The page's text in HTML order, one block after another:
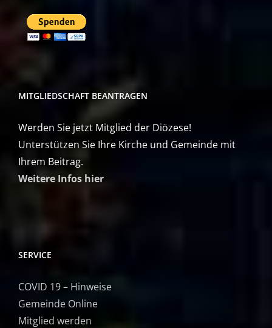
MITGLIEDSCHAFT BEANTRAGEN
Werden Sie jetzt Mitglied der Diözese!
Unterstützen Sie Ihre Kirche und Gemeinde mit
Ihrem Beitrag.
Weitere Infos hier
SERVICE
COVID 19 – Hinweise
Gemeinde Online
Mitglied werden